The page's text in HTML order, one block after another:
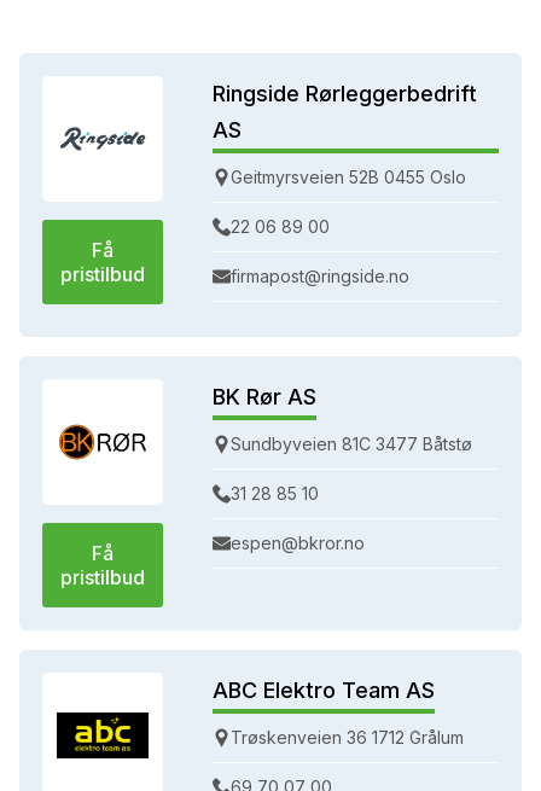
Få
pristilbud
Ringside Rørleggerbedrift
AS
Geitmyrsveien 52B 0455 Oslo
22 06 89 00
firmapost@ringside.no
Få
pristilbud
BK Rør AS
Sundbyveien 81C 3477 Båtstø
31 28 85 10
espen@bkror.no
ABC Elektro Team AS
Trøskenveien 36 1712 Grålum
69 70 07 00